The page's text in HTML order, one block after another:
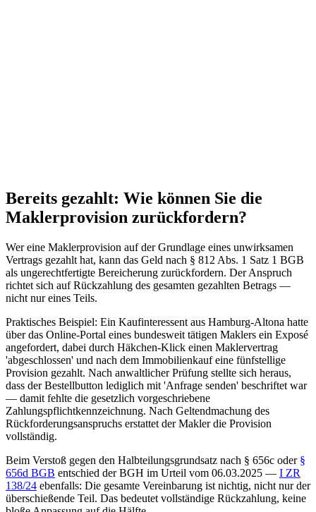
Bereits gezahlt: Wie können Sie die
Maklerprovision zurückfordern?
Wer eine Maklerprovision auf der Grundlage eines unwirksamen
Vertrags gezahlt hat, kann das Geld nach § 812 Abs. 1 Satz 1 BGB
als ungerechtfertigte Bereicherung zurückfordern. Der Anspruch
richtet sich auf Rückzahlung des gesamten gezahlten Betrags —
nicht nur eines Teils.
Praktisches Beispiel: Ein Kaufinteressent aus Hamburg-Altona hatte
über das Online-Portal eines bundesweit tätigen Maklers ein Exposé
angefordert, dabei durch Häkchen-Klick einen Maklervertrag
'abgeschlossen' und nach dem Immobilienkauf eine fünfstellige
Provision gezahlt. Nach anwaltlicher Prüfung stellte sich heraus,
dass der Bestellbutton lediglich mit 'Anfrage senden' beschriftet war
— damit fehlte die gesetzlich vorgeschriebene
Zahlungspflichtkennzeichnung. Nach Geltendmachung des
Rückforderungsanspruchs erstattet der Makler die Provision
vollständig.
Beim Verstoß gegen den Halbteilungsgrundsatz nach § 656c oder §
656d BGB entschied der BGH im Urteil vom 06.03.2025 — I ZR
138/24 ebenfalls: Die gesamte Vereinbarung ist nichtig, nicht nur der
überschießende Teil. Das bedeutet vollständige Rückzahlung, keine